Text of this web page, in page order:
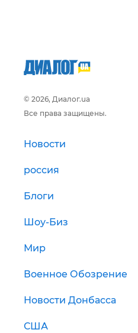
© 2026, Диалог.ua
Все права защищены.
Новости
россия
Блоги
Шоу-Биз
Мир
Военное Обозрение
Новости Донбасса
США